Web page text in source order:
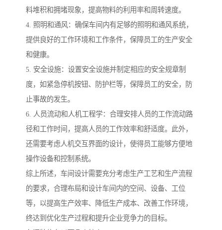
料堆积和拥堵现象，提高物料的利用率和周转速度。
4. 照明和通风：确保车间内有足够的照明和通风系统，
提供良好的工作环境和工作条件，保障员工的生产安全
和健康。
5. 安全设施：设置安全设施并制定相应的安全规章制
度，如紧急停机按钮、防护栏等，保障员工的安全，防
止事故的发生。
6. 人员流动和人机工程学：合理安排人员的工作流动路
径和工作时间，提高人员的工作效率和舒适度。此外，
还需要考虑人机交互界面的设计，使得员工能够方便地
操作设备和控制系统。
综上所述，车间设计需要充分考虑生产工艺和生产流程
的要求，合理布局和设计车间内的空间、设备、工位
等，以提高生产效率、降低生产成本、改善工作环境，
终达到优化生产过程和提升企业竞争力的目标。